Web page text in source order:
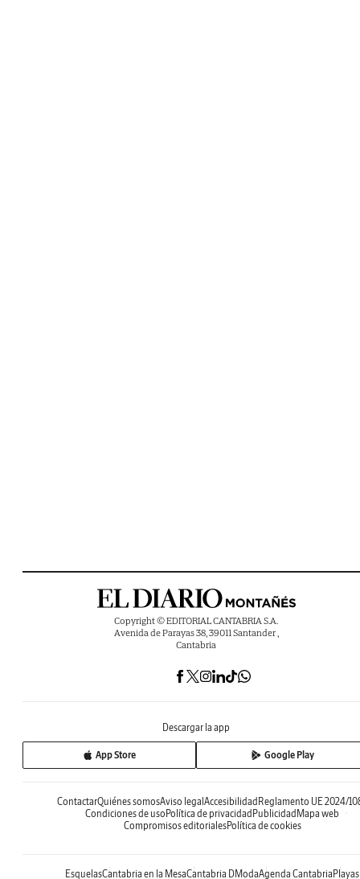
Copyright © EDITORIAL CANTABRIA S.A.
Avenida de Parayas 38, 39011 Santander ,
Cantabria
Descargar la app
App Store Google Play
ContactarQuiénes somosAviso legalAccesibilidadReglamento UE 2024/
Condiciones de usoPolítica de privacidadPublicidadMapa web
Compromisos editorialesPolítica de cookies
EsquelasCantabria en la MesaCantabria DModaAgenda CantabriaPlayas